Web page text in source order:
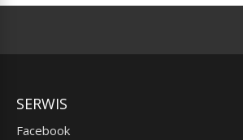
SERWIS
Facebook